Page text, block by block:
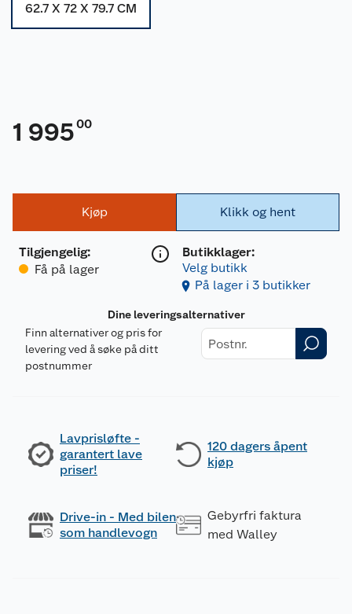
62.7 X 72 X 79.7 CM
1 99500
Kjøp
Tilgjengelig:
Få på lager
Klikk og hent
Butikklager:
Velg butikk
På lager i 3 butikker
Dine leveringsalternativer
Finn alternativer og pris for
levering ved å søke på ditt
postnummer
Lavprisløfte -
garantert lave
priser!
120 dagers åpent
kjøp
Drive-in - Med bilen
som handlevogn
Gebyrfri faktura
med Walley